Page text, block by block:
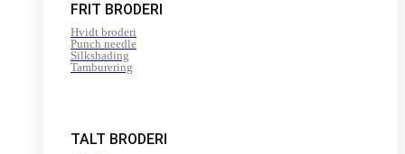
FRIT BRODERI
Hvidt broderi
Punch needle
Silkshading
Tamburering
TALT BRODERI